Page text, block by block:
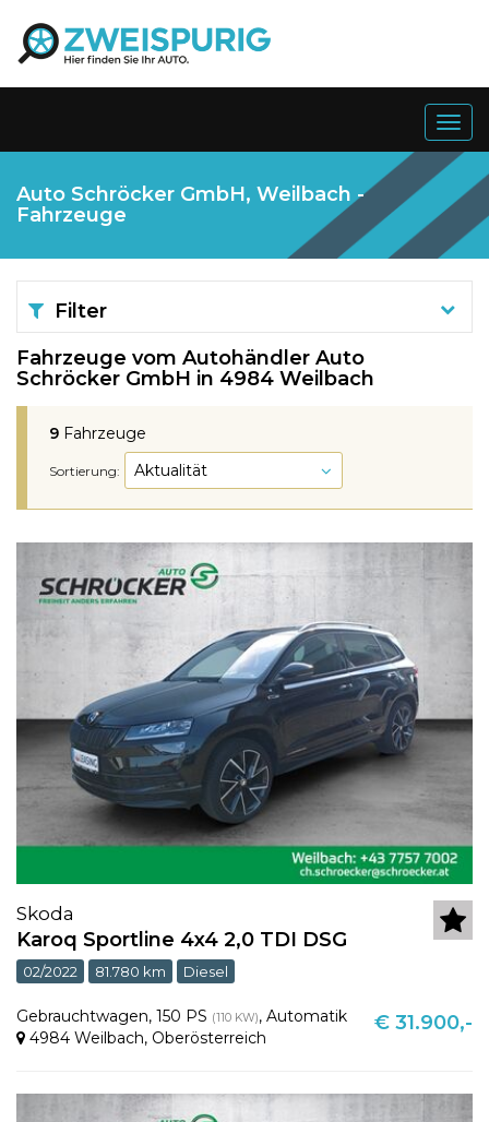
Auto Schröcker GmbH, Weilbach -
Fahrzeuge
Filter
Fahrzeuge vom Autohändler Auto
Schröcker GmbH in 4984 Weilbach
9 Fahrzeuge
Sortierung:
Skoda
Karoq Sportline 4x4 2,0 TDI DSG
02/2022 81.780 km Diesel
Gebrauchtwagen, 150 PS (110 KW), Automatik
4984 Weilbach, Oberösterreich
€ 31.900,-